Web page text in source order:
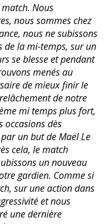
Nous
nous sommes chez
nous ne subissons
de la mi-temps, sur un
se blesse et pendant
menés au
de mieux finir le
de notre
mi temps plus fort,
occasions dès
un but de Maël Le
cela, le match
un nouveau
gardien. Comme si
sur une action dans
et nous
une dernière